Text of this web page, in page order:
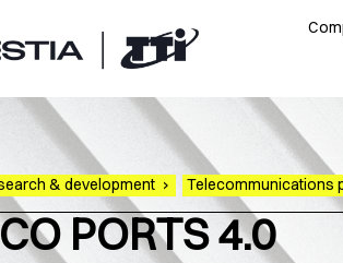
& development › Telecommunications
PORTS 4.0